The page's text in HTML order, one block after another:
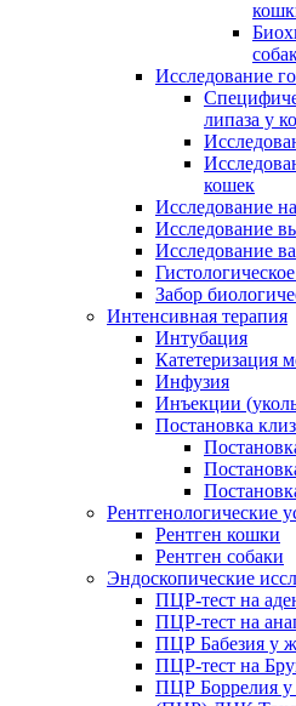
Исследование
липаза у
кошек
Исследование
Исследование
Исследование
Забор
Интенсивная терапия
Интубация
Катетеризация
Инфузия
Инъекции
Постановка
Рентгенологические
Рентген кошки
Рентген собаки
Эндоскопические
ПЦР-тест на
ПЦР-тест на
ПЦР Бабезия у
ПЦР-тест на
ПЦР Боррелия